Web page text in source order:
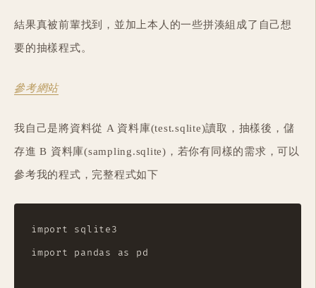
結果真被前輩找到，並加上本人的一些拼湊組成了自己想
要的抽樣程式。
參考網站
我自己是將資料從 A 資料庫(test.sqlite)讀取，抽樣後，儲
存進 B 資料庫(sampling.sqlite)，若你有同樣的需求，可以
參考我的程式，完整程式如下
import sqlite3
import pandas as pd